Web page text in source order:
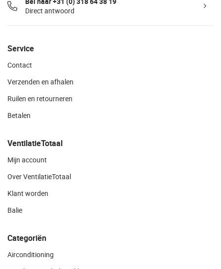
Direct antwoord
Service
Contact
Verzenden en afhalen
Ruilen en retourneren
Betalen
VentilatieTotaal
Mijn account
Over VentilatieTotaal
Klant worden
Balie
Categoriën
Airconditioning